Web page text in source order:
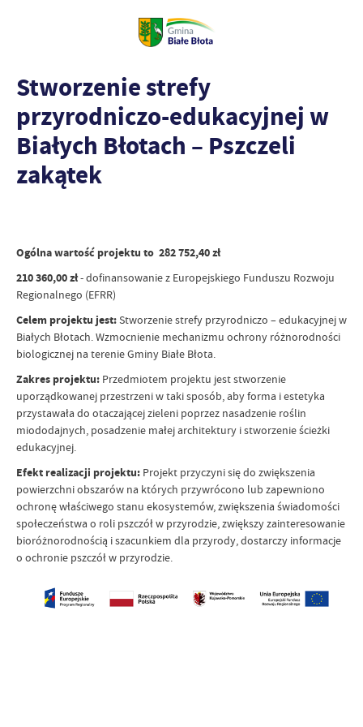
Stworzenie strefy
przyrodniczo-edukacyjnej w
Białych Błotach – Pszczeli
zakątek
Ogólna wartość projektu to 282 752,40 zł
210 360,00 zł- dofinansowanie z Europejskiego Funduszu Rozwoju
Regionalnego (EFRR)
Celem projektu jest:Stworzenie strefy przyrodniczo – edukacyjnej w
Białych Błotach. Wzmocnienie mechanizmu ochrony różnorodności
biologicznej na terenie Gminy Białe Błota.
Zakres projektu: Przedmiotem projektu jest stworzenie
uporządkowanej przestrzeni w taki sposób, aby forma i estetyka
przystawała do otaczającej zieleni poprzez nasadzenie roślin
miododajnych, posadzenie małej architektury i stworzenie ścieżki
edukacyjnej.
Efekt realizacji projektu: Projekt przyczyni się do zwiększenia
powierzchni obszarów na których przywrócono lub zapewniono
ochronę właściwego stanu ekosystemów, zwiększenia świadomości
społeczeństwa o roli pszczół w przyrodzie, zwiększy zainteresowanie
bioróżnorodnością i szacunkiem dla przyrody, dostarczy informacje
o ochronie pszczół w przyrodzie.